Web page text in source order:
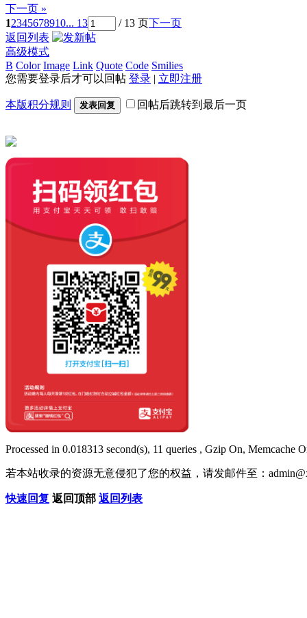
下一页 »
12345678910... 13 / 13 页下一页
返回列表
高级模式
B Color Image Link Quote Code Smilies
您需要登录后才可以回帖 登录 | 立即注册
本版积分规则 发表回复 回帖后跳转到最后一页
Processed in 0.018313 second(s), 11 queries , Gzip On, Memcache
若本站收录的资源无意侵犯了您的权益，请发邮件至：
快速回复 返回顶部 返回列表